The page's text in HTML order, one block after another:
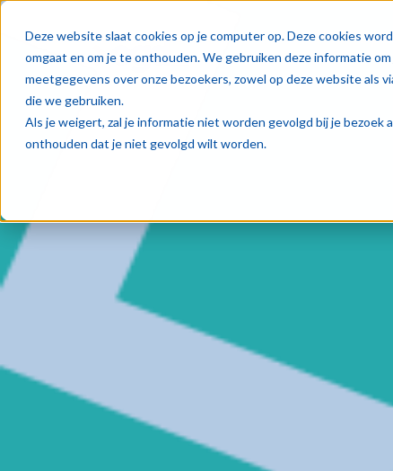
Deze website slaat cookies op je computer op. Deze cookies
omgaat en om je te onthouden. We gebruiken deze informatie
meetgegevens over onze bezoekers, zowel op deze website als
die we gebruiken.
Als je weigert, zal je informatie niet worden gevolgd bij je
onthouden dat je niet gevolgd wilt worden.